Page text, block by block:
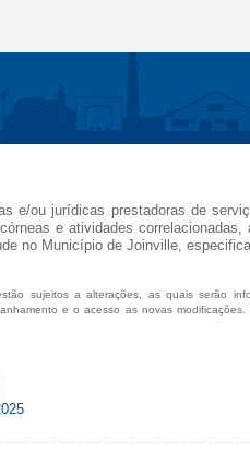
e/ou jurídicas prestadoras de
e atividades
no Município de Joinville,
sujeitos a alterações, as quais serão
e o acesso as novas